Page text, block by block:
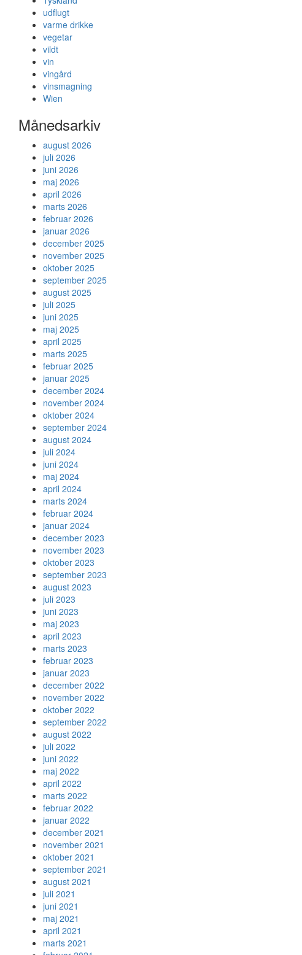
udflugt
varme drikke
vegetar
vildt
vin
vingård
vinsmagning
Wien
Månedsarkiv
august 2026
juli 2026
juni 2026
maj 2026
april 2026
marts 2026
februar 2026
januar 2026
december 2025
november 2025
oktober 2025
september 2025
august 2025
juli 2025
juni 2025
maj 2025
april 2025
marts 2025
februar 2025
januar 2025
december 2024
november 2024
oktober 2024
september 2024
august 2024
juli 2024
juni 2024
maj 2024
april 2024
marts 2024
februar 2024
januar 2024
december 2023
november 2023
oktober 2023
september 2023
august 2023
juli 2023
juni 2023
maj 2023
april 2023
marts 2023
februar 2023
januar 2023
december 2022
november 2022
oktober 2022
september 2022
august 2022
juli 2022
juni 2022
maj 2022
april 2022
marts 2022
februar 2022
januar 2022
december 2021
november 2021
oktober 2021
september 2021
august 2021
juli 2021
juni 2021
maj 2021
april 2021
marts 2021